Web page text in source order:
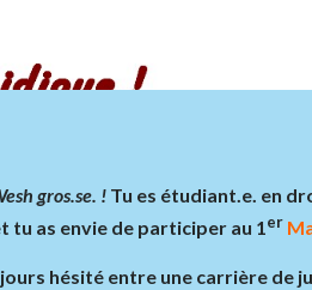
gros.se. ! Tu es étudiant.e. en
tu as envie de participer au 1er
hésité entre une carrière de